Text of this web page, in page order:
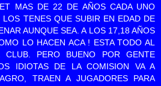
MAS DE 22 DE AÑOS CADA UNO
TENES QUE SUBIR EN EDAD DE
AUNQUE SEA. A LOS 17,18 AÑOS
LO HACEN ACA ! ESTA TODO AL
CLUB. PERO BUENO POR GENTE
IDIOTAS DE LA COMISION VA A
TRAEN A JUGADORES PARA